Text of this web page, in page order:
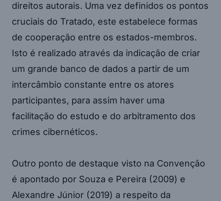
direitos autorais. Uma vez definidos os pontos
cruciais do Tratado, este estabelece formas
de cooperação entre os estados-membros.
Isto é realizado através da indicação de criar
um grande banco de dados a partir de um
intercâmbio constante entre os atores
participantes, para assim haver uma
facilitação do estudo e do arbitramento dos
crimes cibernéticos.
Outro ponto de destaque visto na Convenção
é apontado por Souza e Pereira (2009) e
Alexandre Júnior (2019) a respeito da